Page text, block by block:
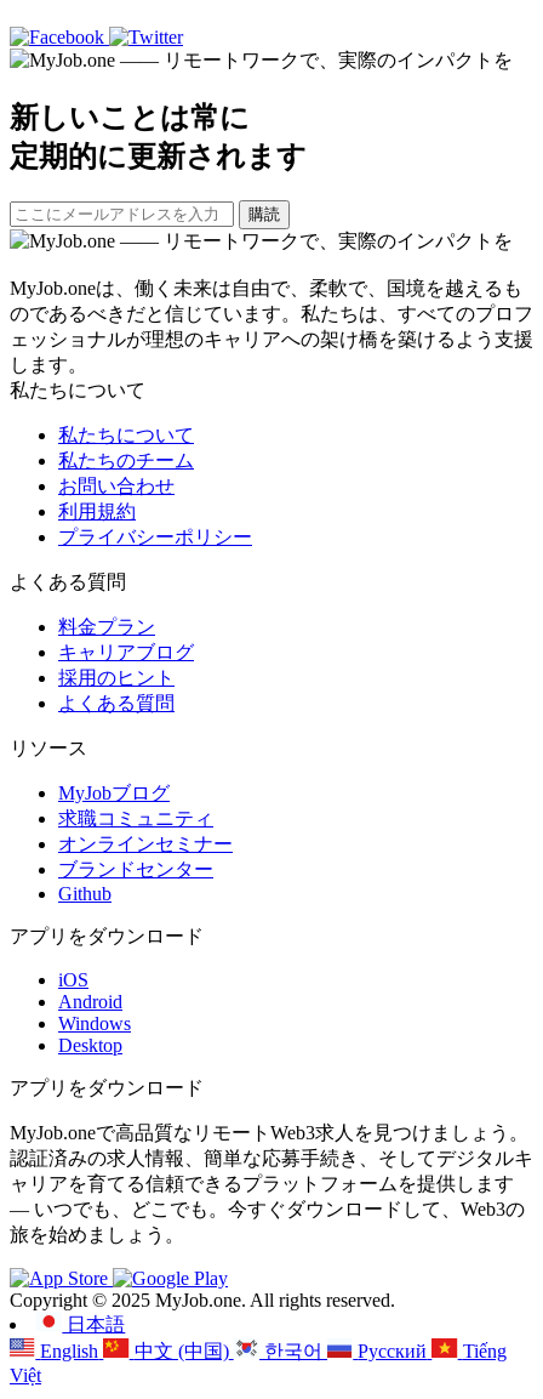
新しいことは常に
定期的に更新されます
購読
MyJob.oneは、働く未来は自由で、柔軟で、国境を越えるも
のであるべきだと信じています。私たちは、すべてのプロフ
ェッショナルが理想のキャリアへの架け橋を築けるよう支援
します。
私たちについて
私たちについて
私たちのチーム
お問い合わせ
利用規約
プライバシーポリシー
よくある質問
料金プラン
キャリアブログ
採用のヒント
よくある質問
リソース
MyJobブログ
求職コミュニティ
オンラインセミナー
ブランドセンター
Github
アプリをダウンロード
iOS
Android
Windows
Desktop
アプリをダウンロード
MyJob.oneで高品質なリモートWeb3求人を見つけましょう。
認証済みの求人情報、簡単な応募手続き、そしてデジタルキ
ャリアを育てる信頼できるプラットフォームを提供します
— いつでも、どこでも。今すぐダウンロードして、Web3の
旅を始めましょう。
Copyright © 2025 MyJob.one. All rights reserved.
日本語
English
中文 (中国) 한국어 Русский
Tiếng
Việt